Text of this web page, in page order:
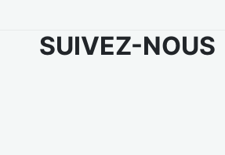
SUIVEZ-NOUS